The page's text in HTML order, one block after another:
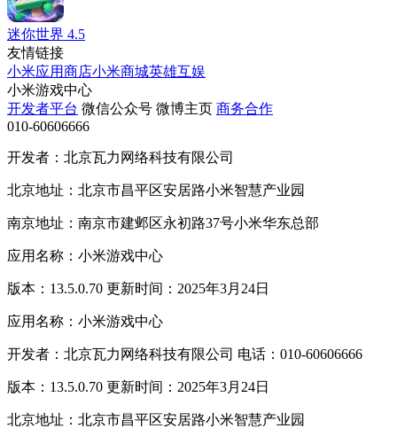
迷你世界 4.5
友情链接
小米应用商店小米商城英雄互娱
小米游戏中心
开发者平台 微信公众号 微博主页 商务合作
010-60606666
开发者：北京瓦力网络科技有限公司
北京地址：北京市昌平区安居路小米智慧产业园
南京地址：南京市建邺区永初路37号小米华东总部
应用名称：小米游戏中心
版本：13.5.0.70 更新时间：2025年3月24日
应用名称：小米游戏中心
开发者：北京瓦力网络科技有限公司 电话：010-60606666
版本：13.5.0.70 更新时间：2025年3月24日
北京地址：北京市昌平区安居路小米智慧产业园